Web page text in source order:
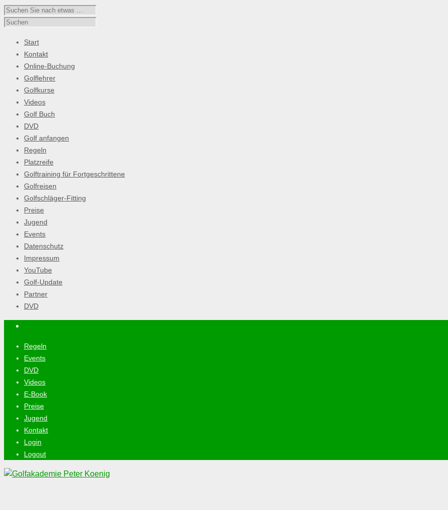
Start
Kontakt
Online-Buchung
Golflehrer
Golfkurse
Videos
Golf Buch
DVD
Golf anfangen
Regeln
Platzreife
Golftraining für Fortgeschrittene
Golfreisen
Golfschläger-Fitting
Preise
Jugend
Events
Datenschutz
Impressum
YouTube
Golf-Update
Partner
DVD
Regeln
Events
DVD
Videos
E-Book
Preise
Jugend
Kontakt
Login
Logout